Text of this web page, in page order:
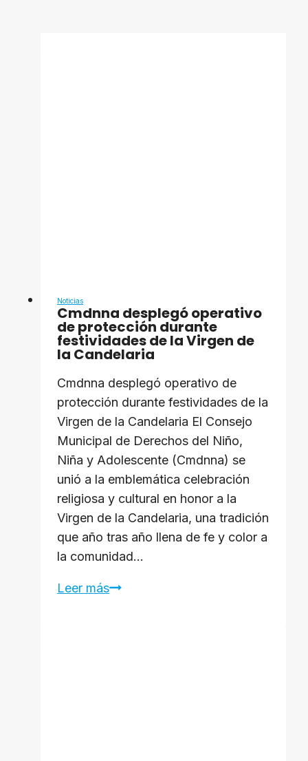
Noticias
Cmdnna desplegó operativo
de protección durante
festividades de la Virgen de
la Candelaria
Cmdnna desplegó operativo de
protección durante festividades de la
Virgen de la Candelaria El Consejo
Municipal de Derechos del Niño,
Niña y Adolescente (Cmdnna) se
unió a la emblemática celebración
religiosa y cultural en honor a la
Virgen de la Candelaria, una tradición
que año tras año llena de fe y color a
la comunidad…
Leer másCmdnna